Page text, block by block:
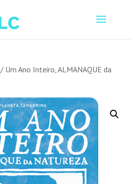
/ Um Ano Inteiro, ALMANAQUE da